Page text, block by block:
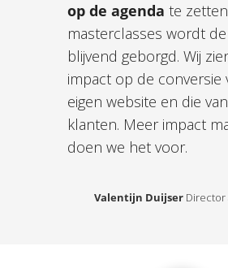
op de agenda te
masterclasses wordt
blijvend geborgd. Wij
impact op de conversie
eigen website en die
klanten. Meer impact
doen we het voor.
Valentijn Duijser Director